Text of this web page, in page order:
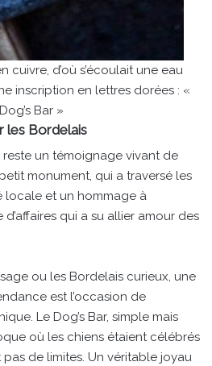
cuivre, d’où s’écoulait une eau
inscription en lettres dorées : «
Dog’s Bar »
les Bordelais
reste un témoignage vivant de
monument, qui a traversé les
locale et un hommage à
d’affaires qui a su allier amour des
ou les Bordelais curieux, une
est l’occasion de
Le Dog’s Bar, simple mais
où les chiens étaient célébrés
pas de limites. Un véritable joyau